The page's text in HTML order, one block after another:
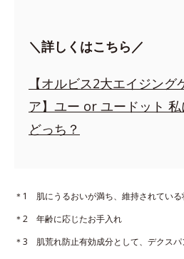
＼詳しくはこちら／
【オルビス2大エイジング
ア】ユー or ユードット 私
どっち？
＊1 肌にうるおいが満ち、維持されている
＊2 年齢に応じたお手入れ
＊3 肌荒れ防止有効成分として、デクス